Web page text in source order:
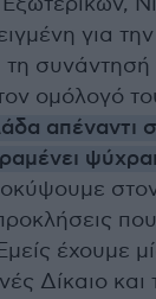
για
συνάντησή
ομόλογό
απέναντι
έχουμε
Δίκαιο και